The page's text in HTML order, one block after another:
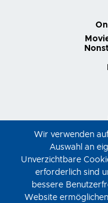
Wir verwenden
Auswahl an
Unverzichtbare
erforderlich sind
bessere
Website